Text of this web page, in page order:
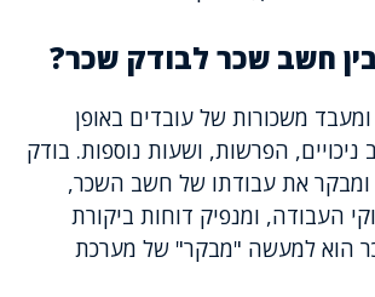
חשב שכר לבודק שכר?
משכורות של עובדים באופן
ניכויים, הפרשות, ושעות נוספות. בודק
ומבקר את עבודתו של חשב השכר,
העבודה, ומנפיק דוחות ביקורת
הוא למעשה "מבקר" של מערכת